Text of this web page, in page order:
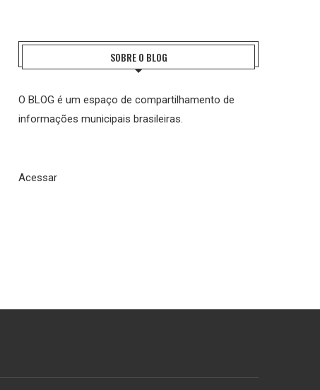
SOBRE O BLOG
O BLOG é um espaço de compartilhamento de
informações municipais brasileiras.
Acessar